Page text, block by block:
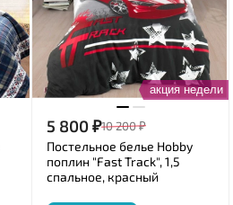
акция недели
5 800₽10 200₽
Постельное белье Hobby
поплин "Fast Track", 1,5
спальное, красный